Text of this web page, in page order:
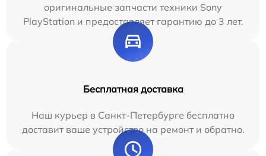
оригинальные запчасти техники Sony
PlayStation и предоставляет гарантию до 3 лет.
Бесплатная доставка
Наш курьер в Санкт-Петербурге бесплатно
доставит ваше устройство на ремонт и обратно.